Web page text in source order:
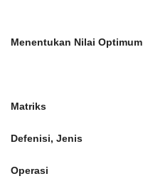
Menentukan Nilai Optimum
Matriks
Defenisi, Jenis
Operasi